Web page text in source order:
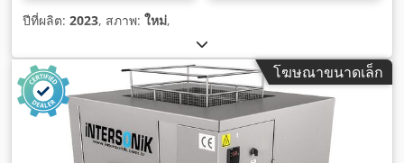
ปีที่ผลิต: 2023, สภาพ: ใหม่,
โฆษณาขนาดเล็ก